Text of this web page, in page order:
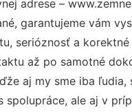
adrese –
garantujeme vám
serióznosť a korektné
až po samotné
aj my sme iba ľudia,
spolupráce, ale aj v